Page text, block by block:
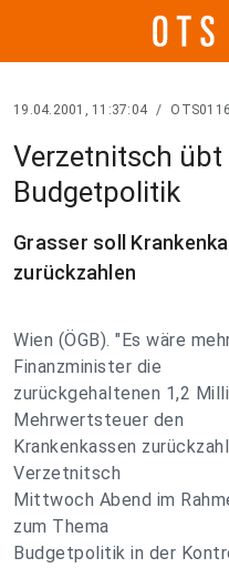
19.04.2001, 11:37:04 /
Verzetnitsch
Budgetpolitik
Grasser soll
zurückzahlen
Wien (ÖGB). "Es wäre
Finanzminister die
zurückgehaltenen 1,2
Mehrwertsteuer den
Krankenkassen
Verzetnitsch
Mittwoch Abend im
zum Thema
Budgetpolitik in der